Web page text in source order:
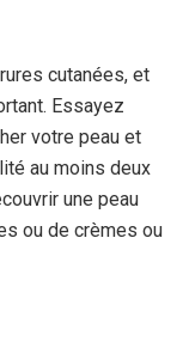
cutanées, et
Essayez
votre peau et
au moins deux
une peau
ou de crèmes ou